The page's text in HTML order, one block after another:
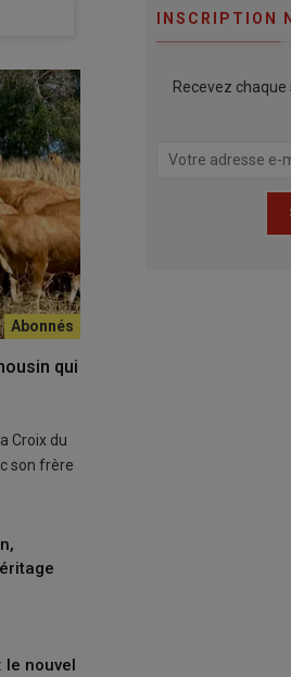
qui
Croix du
son frère
le nouvel
INSCRIPTION
Recevez